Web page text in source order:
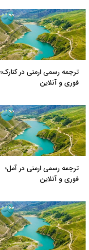
ترجمه رسمی ارمنی در کنارک؛
فوری و آنلاین
ترجمه رسمی ارمنی در آمل؛
فوری و آنلاین